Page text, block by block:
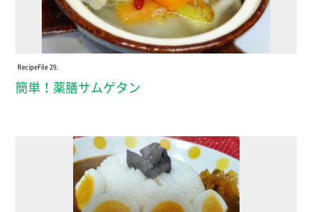
RecipeFile 29.
簡単！薬膳サムゲタン